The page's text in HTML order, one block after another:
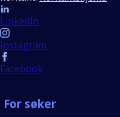
Follow us
LinkedIn
Instagram
Facebook
For søker